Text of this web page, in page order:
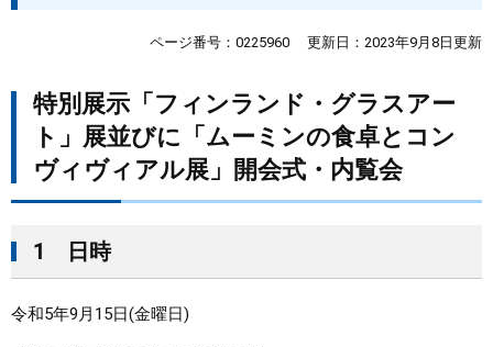
しごと・産業・観光
まちづくり
県政情報
ページ番号：0225960 更新日：2023年9月8日更新
特別展示「フィンランド・グラスアー
ト」展並びに「ムーミンの食卓とコン
ヴィヴィアル展」開会式・内覧会
1 日時
令和5年9月15日(金曜日)